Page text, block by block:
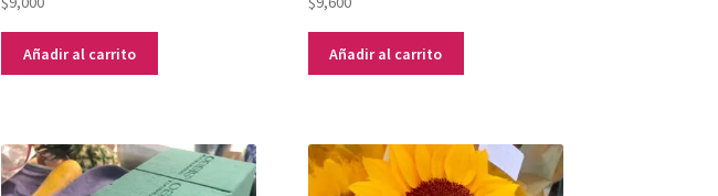
Añadir al carrito Añadir al carrito